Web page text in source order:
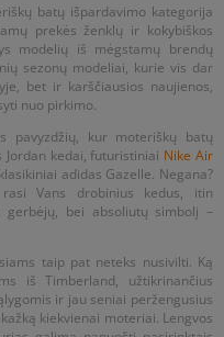
batų išpardavimo kategorija
prekės ženklų ir kokybiškos
modelių iš mėgstamų brendų
sezonų modeliai, kurie vis dar
bet ir karščiausios naujienos,
nuo pirkimo.
pavyzdžių, kur moteriškų batų
kedai, futuristiniai Nike Air
adidas Gazelle. Negana?
Vans drobinius kedus, itin
bei absoliutų simbolį –
taip pat neteks nusivilti. Ką
iš Timberland, užtikrinančius
ir jau seniai peržengusius
kiekvienai moteriai. Lengvos